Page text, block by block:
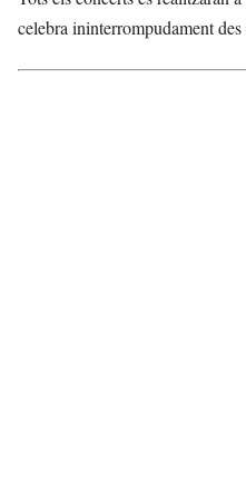
celebra ininterrompudament